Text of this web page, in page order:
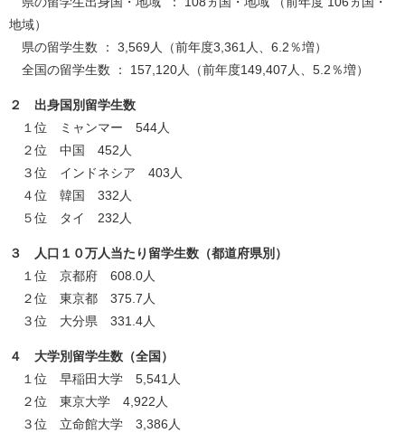
地域）
県の留学生数 ： 3,569人（前年度3,361人、6.2％増）
全国の留学生数 ： 157,120人（前年度149,407人、5.2％増）
２ 出身国別留学生数
１位 ミャンマー 544人
２位 中国 452人
３位 インドネシア 403人
４位 韓国 332人
５位 タイ 232人
３ 人口１０万人当たり留学生数（都道府県別）
１位 京都府 608.0人
２位 東京都 375.7人
３位 大分県 331.4人
４ 大学別留学生数（全国）
１位 早稲田大学 5,541人
２位 東京大学 4,922人
３位 立命館大学 3,386人